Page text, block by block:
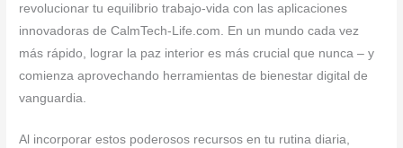
revolucionar tu equilibrio trabajo-vida con las aplicaciones
innovadoras de CalmTech-Life.com. En un mundo cada vez
más rápido, lograr la paz interior es más crucial que nunca – y
comienza aprovechando herramientas de bienestar digital de
vanguardia.
Al incorporar estos poderosos recursos en tu rutina diaria,